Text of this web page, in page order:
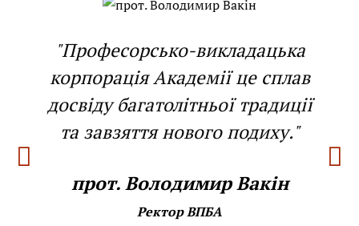
"Професорсько-викладацька
корпорація Академії це сплав
досвіду багатолітньої традиції
та завзяття нового подиху."
прот. Володимир Вакін
Ректор ВПБА